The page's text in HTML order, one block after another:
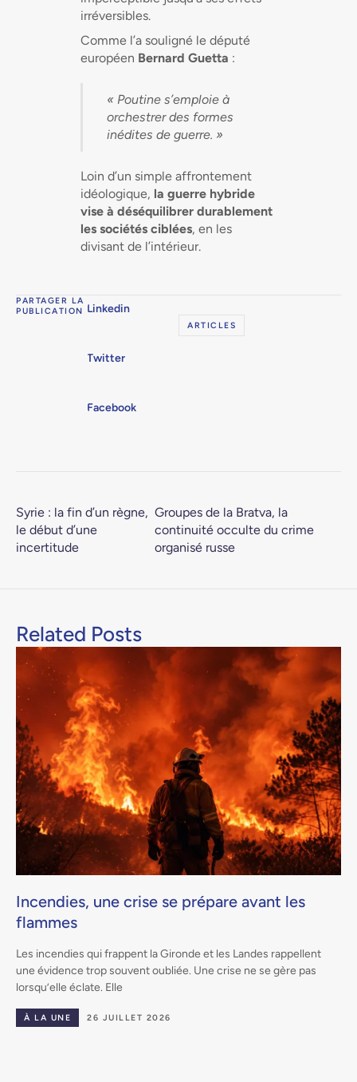
irréversibles.
Comme l’a souligné le député
européen Bernard Guetta :
« Poutine s’emploie à
orchestrer des formes
inédites de guerre. »
Loin d’un simple affrontement
idéologique, la guerre hybride
vise à déséquilibrer durablement
les sociétés ciblées, en les
divisant de l’intérieur.
PARTAGER LA
PUBLICATION Linkedin
Twitter
Facebook
ARTICLES
Syrie : la fin d’un règne,
le début d’une
incertitude
Groupes de la Bratva, la
continuité occulte du crime
organisé russe
Related Posts
Incendies, une crise se prépare avant les
flammes
Les incendies qui frappent la Gironde et les Landes rappellent
une évidence trop souvent oubliée. Une crise ne se gère pas
lorsqu’elle éclate. Elle
26 JUILLET 2026
À LA UNE